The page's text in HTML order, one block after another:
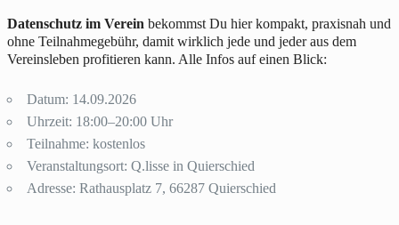
Datenschutz im Verein bekommst Du hier kompakt, praxisnah und
ohne Teilnahmegebühr, damit wirklich jede und jeder aus dem
Vereinsleben profitieren kann. Alle Infos auf einen Blick:
Datum: 14.09.2026
Uhrzeit: 18:00–20:00 Uhr
Teilnahme: kostenlos
Veranstaltungsort: Q.lisse in Quierschied
Adresse: Rathausplatz 7, 66287 Quierschied